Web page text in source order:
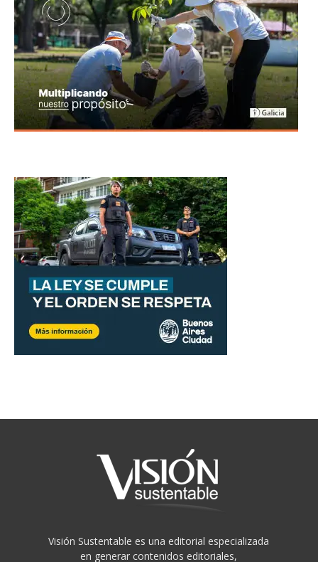
Visión Sustentable es una editorial especializada
en generar contenidos editoriales,